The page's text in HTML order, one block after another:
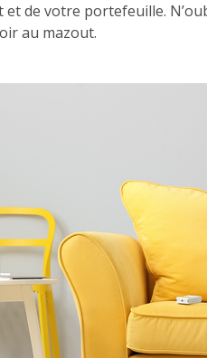
et de votre portefeuille.
au mazout.